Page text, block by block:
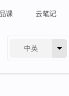
课 云笔记
中英